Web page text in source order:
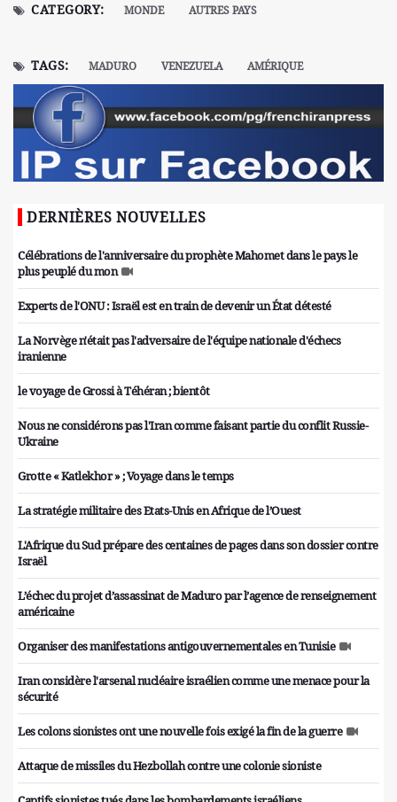
CATEGORY: MONDE AUTRES PAYS
TAGS: MADURO VENEZUELA AMÉRIQUE
DERNIÈRES NOUVELLES
Célébrations de l'anniversaire du prophète Mahomet dans le pays le
plus peuplé du mon
Experts de l'ONU : Israël est en train de devenir un État détesté
La Norvège n'était pas l'adversaire de l'équipe nationale d'échecs
iranienne
le voyage de Grossi à Téhéran ; bientôt
Nous ne considérons pas l'Iran comme faisant partie du conflit Russie-
Ukraine
Grotte « Katlekhor » ; Voyage dans le temps
La stratégie militaire des Etats-Unis en Afrique de l’Ouest
L'Afrique du Sud prépare des centaines de pages dans son dossier contre
Israël
L’échec du projet d’assassinat de Maduro par l’agence de renseignement
américaine
Organiser des manifestations antigouvernementales en Tunisie
Iran considère l'arsenal nucléaire israélien comme une menace pour la
sécurité
Les colons sionistes ont une nouvelle fois exigé la fin de la guerre
Attaque de missiles du Hezbollah contre une colonie sioniste